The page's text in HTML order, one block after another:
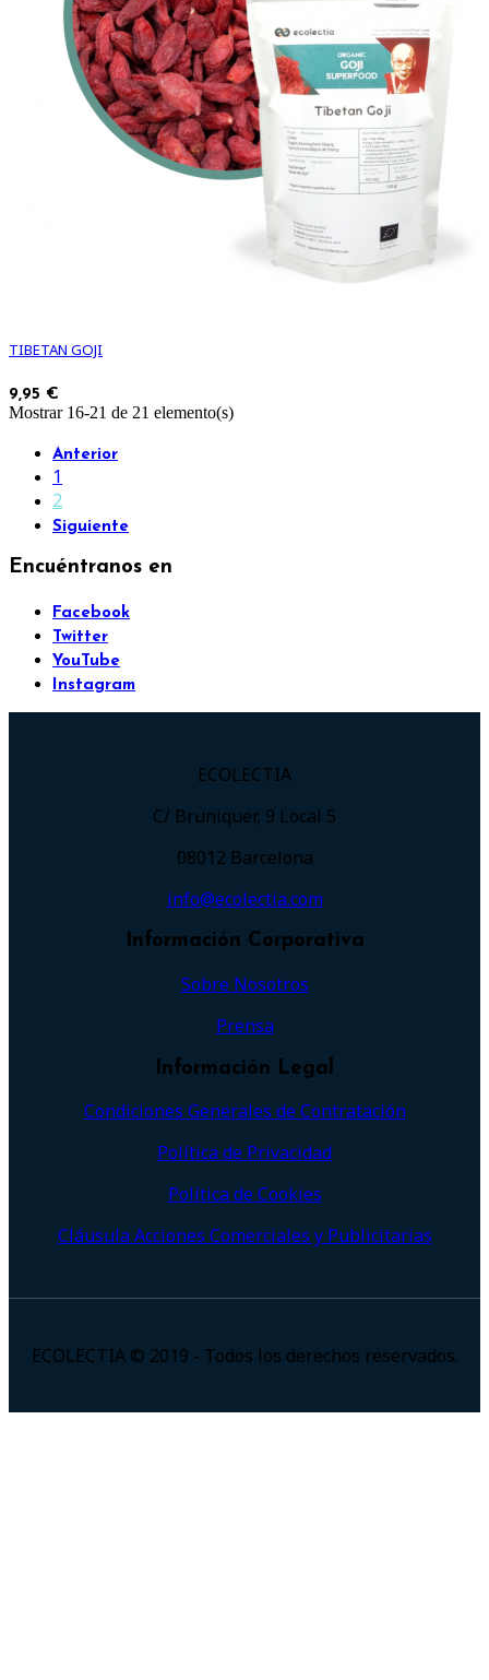
TIBETAN GOJI
9,95 €
Mostrar 16-21 de 21 elemento(s)
Anterior
1
2
Siguiente
Encuéntranos en
Facebook
Twitter
YouTube
Instagram
ECOLECTIA
C/ Bruniquer, 9 Local 5
08012 Barcelona
info@ecolectia.com
Información Corporativa
Sobre Nosotros
Prensa
Información Legal
Condiciones Generales de Contratación
Política de Privacidad
Política de Cookies
Cláusula Acciones Comerciales y Publicitarias
ECOLECTIA © 2019 - Todos los derechos reservados.